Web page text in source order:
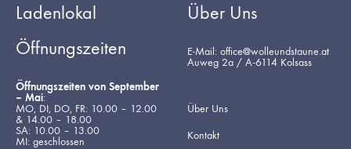
Ladenlokal
Öffnungszeiten
Öffnungszeiten von September
– Mai:
MO, DI, DO, FR: 10.00 – 12.00
& 14.00 – 18.00
SA: 10.00 – 13.00
MI: geschlossen
Über Uns
E-Mail: office@wolleundstaune.at
Auweg 2a / A-6114 Kolsass
Über Uns
Kontakt